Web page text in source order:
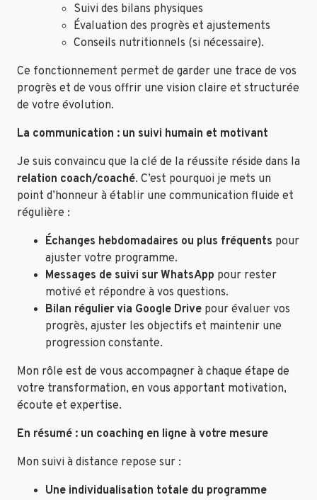
Suivi des bilans physiques
Évaluation des progrès et ajustements
Conseils nutritionnels (si nécessaire).
Ce fonctionnement permet de garder une trace de vos
progrès et de vous offrir une vision claire et structurée
de votre évolution.
La communication : un suivi humain et motivant
Je suis convaincu que la clé de la réussite réside dans la
relation coach/coaché. C’est pourquoi je mets un
point d’honneur à établir une communication fluide et
régulière :
Échanges hebdomadaires ou plus fréquents pour
ajuster votre programme.
Messages de suivi sur WhatsApp pour rester
motivé et répondre à vos questions.
Bilan régulier via Google Drive pour évaluer vos
progrès, ajuster les objectifs et maintenir une
progression constante.
Mon rôle est de vous accompagner à chaque étape de
votre transformation, en vous apportant motivation,
écoute et expertise.
En résumé : un coaching en ligne à votre mesure
Mon suivi à distance repose sur :
Une individualisation totale du programme